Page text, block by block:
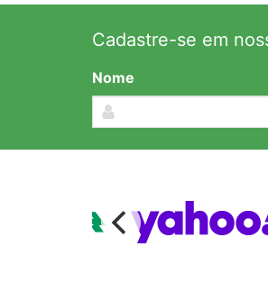
Cadastre-se em
Nome